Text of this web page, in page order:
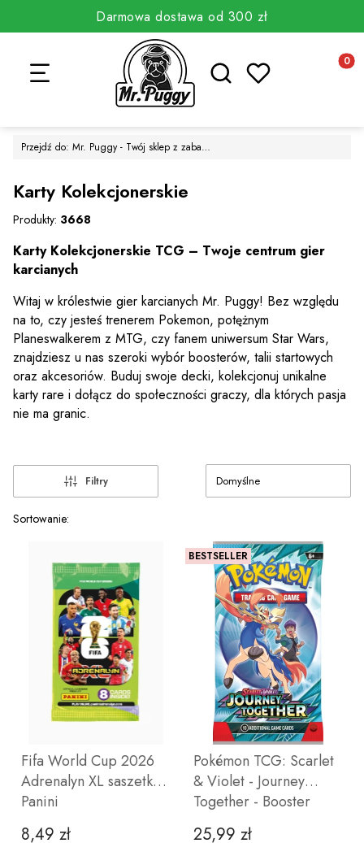
Darmowa dostawa od 300 zł
Otwórz wyszukiwarkę
Przejdź do: Mr. Puggy - Twój sklep z zabawkami
Karty Kolekcjonerskie
Produkty: 3668
Karty Kolekcjonerskie TCG – Twoje centrum gier
karcianych
Witaj w królestwie gier karcianych Mr. Puggy! Bez względu
na to, czy jesteś trenerem Pokemon, potężnym
Planeswalkerem z MTG, czy fanem uniwersum Star Wars,
znajdziesz u nas szeroki wybór boosterów, talii startowych
oraz akcesoriów. Buduj swoje decki, kolekcjonuj unikalne
karty rare i dołącz do społeczności graczy, dla których pasja
nie ma granic.
Filtry
Lista produktów
Sortowanie:
Domyślne
Fifa World Cup 2026
Adrenalyn XL saszetka -
Panini
Cena
8,49 zł
BESTSELLER
Pokémon TCG: Scarlet
& Violet - Journey
Together - Booster
Cena
25,99 zł